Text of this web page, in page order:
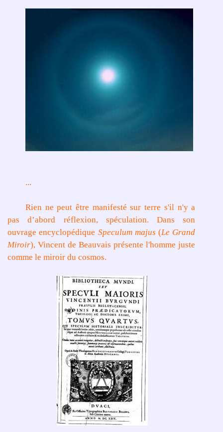
...
Rien ne peut être manifesté sur terre s'il n'y a
pas d’abord réflexion, spéculation. Dans son
ouvrage encyclopédique Speculum majus (Le Grand
Miroir), Vincent de Beauvais présente l'homme juste
comme le miroir du cosmos.